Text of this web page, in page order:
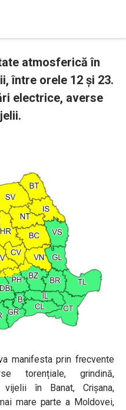
atmosferică în
între orele 12 și 23.
electrice, averse
manifesta prin frecvente
torențiale, grindină,
în Banat, Crișana,
mare parte a Moldovei,